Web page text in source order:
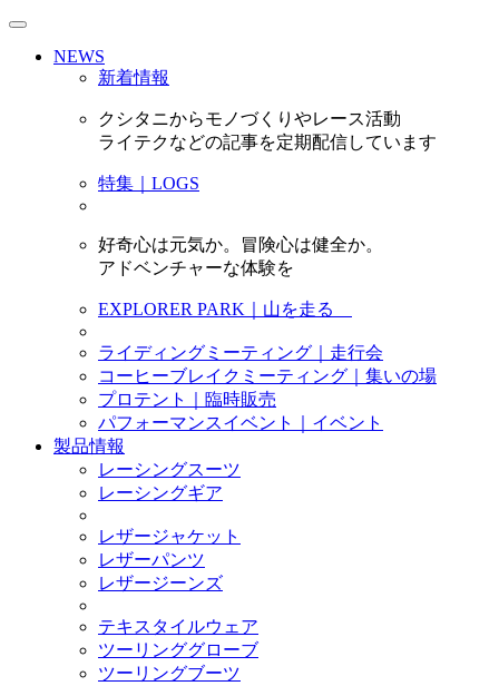
NEWS
新着情報
クシタニからモノづくりやレース活動
ライテクなどの記事を定期配信しています
特集｜LOGS
好奇心は元気か。冒険心は健全か。
アドベンチャーな体験を
EXPLORER PARK｜山を走る
ライディングミーティング｜走行会
コーヒーブレイクミーティング｜集いの場
プロテント｜臨時販売
パフォーマンスイベント｜イベント
製品情報
レーシングスーツ
レーシングギア
レザージャケット
レザーパンツ
レザージーンズ
テキスタイルウェア
ツーリンググローブ
ツーリングブーツ